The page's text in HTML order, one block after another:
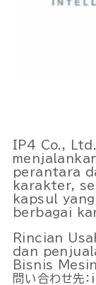
IP4 Co.,
perantara
karakter,
kapsul
berbagai
Rincian
dan
Bisnis
問い合わせ